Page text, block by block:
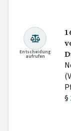
Entscheidung
aufrufen
§